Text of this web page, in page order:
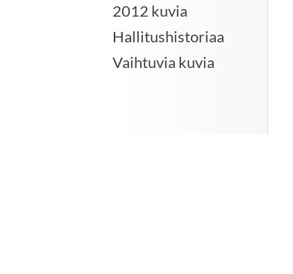
2012 kuvia
Hallitushistoriaa
Vaihtuvia kuvia